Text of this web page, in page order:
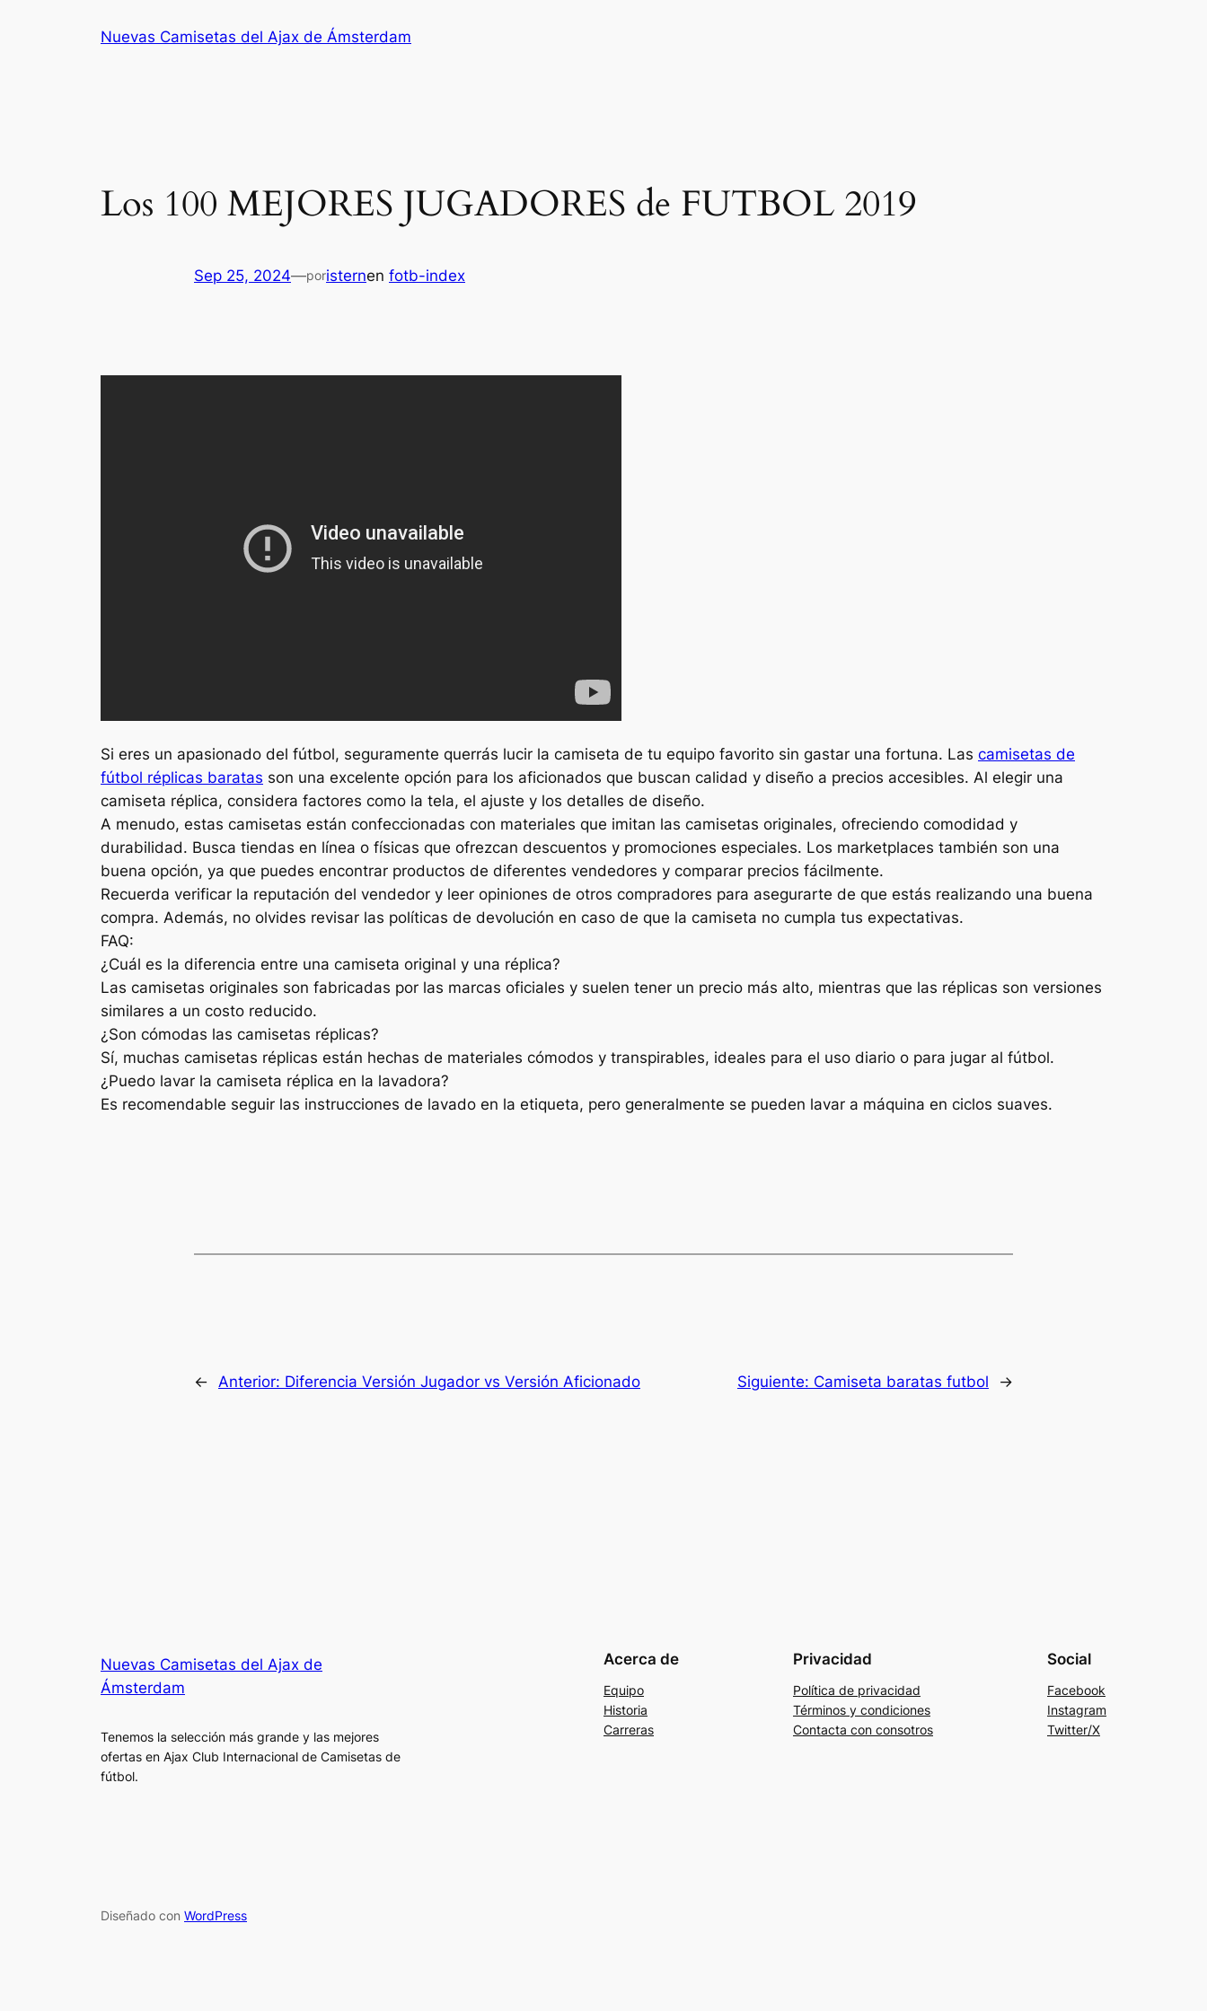
Nuevas Camisetas del Ajax de Ámsterdam
Los 100 MEJORES JUGADORES de FUTBOL 2019
Sep 25, 2024—poristernen fotb-index
Si eres un apasionado del fútbol, seguramente querrás lucir la camiseta de tu equipo favorito sin gastar una fortuna. Las camisetas de
fútbol réplicas baratas son una excelente opción para los aficionados que buscan calidad y diseño a precios accesibles. Al elegir una
camiseta réplica, considera factores como la tela, el ajuste y los detalles de diseño.
A menudo, estas camisetas están confeccionadas con materiales que imitan las camisetas originales, ofreciendo comodidad y
durabilidad. Busca tiendas en línea o físicas que ofrezcan descuentos y promociones especiales. Los marketplaces también son una
buena opción, ya que puedes encontrar productos de diferentes vendedores y comparar precios fácilmente.
Recuerda verificar la reputación del vendedor y leer opiniones de otros compradores para asegurarte de que estás realizando una buena
compra. Además, no olvides revisar las políticas de devolución en caso de que la camiseta no cumpla tus expectativas.
FAQ:
¿Cuál es la diferencia entre una camiseta original y una réplica?
Las camisetas originales son fabricadas por las marcas oficiales y suelen tener un precio más alto, mientras que las réplicas son versiones
similares a un costo reducido.
¿Son cómodas las camisetas réplicas?
Sí, muchas camisetas réplicas están hechas de materiales cómodos y transpirables, ideales para el uso diario o para jugar al fútbol.
¿Puedo lavar la camiseta réplica en la lavadora?
Es recomendable seguir las instrucciones de lavado en la etiqueta, pero generalmente se pueden lavar a máquina en ciclos suaves.
← Anterior: Diferencia Versión Jugador vs Versión Aficionado Siguiente: Camiseta baratas futbol →
Nuevas Camisetas del Ajax de
Ámsterdam
Tenemos la selección más grande y las mejores
ofertas en Ajax Club Internacional de Camisetas de
fútbol.
Acerca de
Equipo
Historia
Carreras
Privacidad
Política de privacidad
Términos y condiciones
Contacta con consotros
Social
Facebook
Instagram
Twitter/X
Diseñado con WordPress